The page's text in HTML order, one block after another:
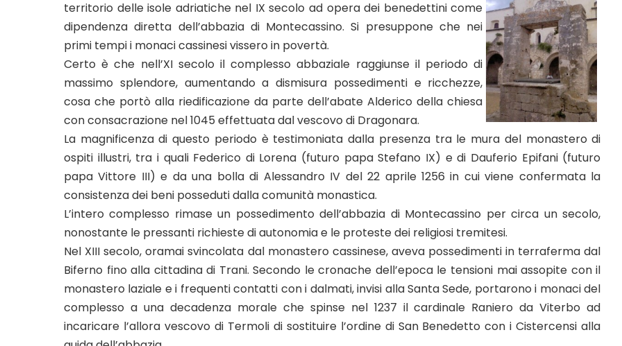
territorio delle isole adriatiche nel IX secolo ad opera dei benedettini come
dipendenza diretta dell’abbazia di Montecassino. Si presuppone che nei
primi tempi i monaci cassinesi vissero in povertà.
Certo è che nell’XI secolo il complesso abbaziale raggiunse il periodo di
massimo splendore, aumentando a dismisura possedimenti e ricchezze,
cosa che portò alla riedificazione da parte dell’abate Alderico della chiesa
con consacrazione nel 1045 effettuata dal vescovo di Dragonara.
La magnificenza di questo periodo è testimoniata dalla presenza tra le mura del monastero di
ospiti illustri, tra i quali Federico di Lorena (futuro papa Stefano IX) e di Dauferio Epifani (futuro
papa Vittore III) e da una bolla di Alessandro IV del 22 aprile 1256 in cui viene confermata la
consistenza dei beni posseduti dalla comunità monastica.
L’intero complesso rimase un possedimento dell’abbazia di Montecassino per circa un secolo,
nonostante le pressanti richieste di autonomia e le proteste dei religiosi tremitesi.
Nel XIII secolo, oramai svincolata dal monastero cassinese, aveva possedimenti in terraferma dal
Biferno fino alla cittadina di Trani. Secondo le cronache dell’epoca le tensioni mai assopite con il
monastero laziale e i frequenti contatti con i dalmati, invisi alla Santa Sede, portarono i monaci del
complesso a una decadenza morale che spinse nel 1237 il cardinale Raniero da Viterbo ad
incaricare l’allora vescovo di Termoli di sostituire l’ordine di San Benedetto con i Cistercensi alla